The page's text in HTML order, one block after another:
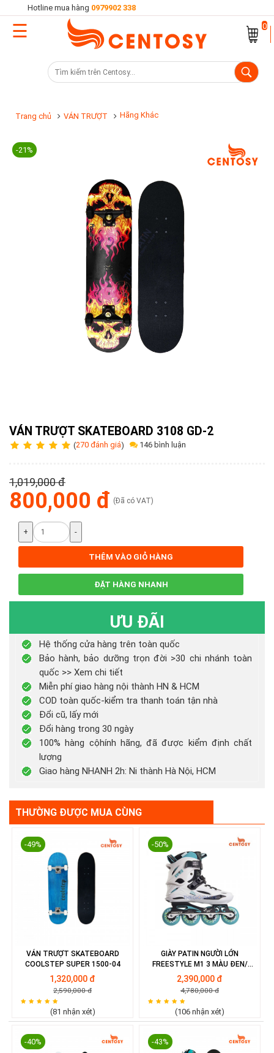
Trang
Hotline mua hàng 0979902 338
0
☰
Trang chủ VÁN TRƯỢT Hãng Khác
-21%
VÁN TRƯỢT SKATEBOARD 3108 GD-2
(270 đánh giá) 146 bình luận
1,019,000 đ
800,000 đ (Đã có VAT)
+ -
THÊM VÀO GIỎ HÀNG
ĐẶT HÀNG NHANH
ƯU ĐÃI
Hệ thống cửa hàng trên toàn quốc
Bảo hành, bảo dưỡng trọn đời >30 chi nhánh toàn
quốc >> Xem chi tiết
Miễn phí giao hàng nội thành HN & HCM
COD toàn quốc-kiểm tra thanh toán tận nhà
Đổi cũ, lấy mới
Đổi hàng trong 30 ngày
100% hàng cộhính hãng, đã được kiểm định chất
lượng
Giao hàng NHANH 2h: Ni thành Hà Nội, HCM
THƯỜNG ĐƯỢC MUA CÙNG
-49%
VÁN TRƯỢT SKATEBOARD
COOLSTEP SUPER 1500-04
1,320,000 đ
2,590,000 đ
(81 nhận xét)
-50%
GIÀY PATIN NGƯỜI LỚN
FREESTYLE M1 3 MÀU ĐEN/
TRẮNG/ VÀNG
2,390,000 đ
4,780,000 đ
(106 nhận xét)
-40% -43%